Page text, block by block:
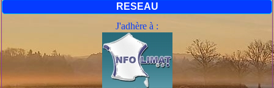
RESEAU
J'adhère à :